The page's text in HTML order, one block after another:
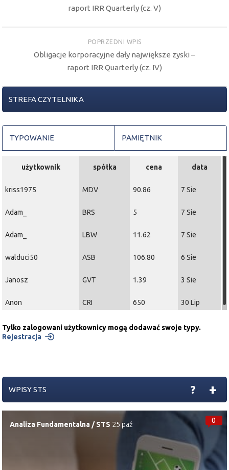
raport IRR Quarterly (cz. V)
POPRZEDNI WPIS
Obligacje korporacyjne dały największe zyski –
raport IRR Quarterly (cz. IV)
STREFA CZYTELNIKA
TYPOWANIE PAMIĘTNIK
użytkownik spółka cena data
kriss1975 MDV 90.86 7 Sie
Adam_ BRS 5 7 Sie
Adam_ LBW 11.62 7 Sie
walduci50 ASB 106.80 6 Sie
Janosz GVT 1.39 3 Sie
Anon CRI 650 30 Lip
Tylko zalogowani użytkownicy mogą dodawać swoje typy.
Rejestracja
WPISY STS +
?
0
Analiza Fundamentalna /STS 25 paź